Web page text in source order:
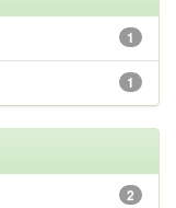
1
1
2